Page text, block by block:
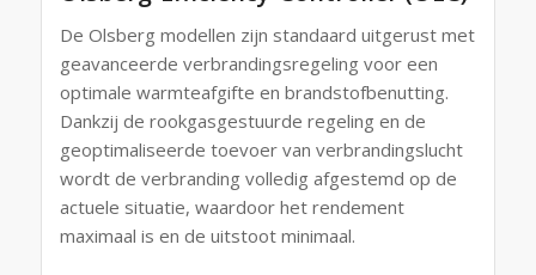
De Olsberg modellen zijn standaard uitgerust met
geavanceerde verbrandingsregeling voor een
optimale warmteafgifte en brandstofbenutting.
Dankzij de rookgasgestuurde regeling en de
geoptimaliseerde toevoer van verbrandingslucht
wordt de verbranding volledig afgestemd op de
actuele situatie, waardoor het rendement
maximaal is en de uitstoot minimaal.